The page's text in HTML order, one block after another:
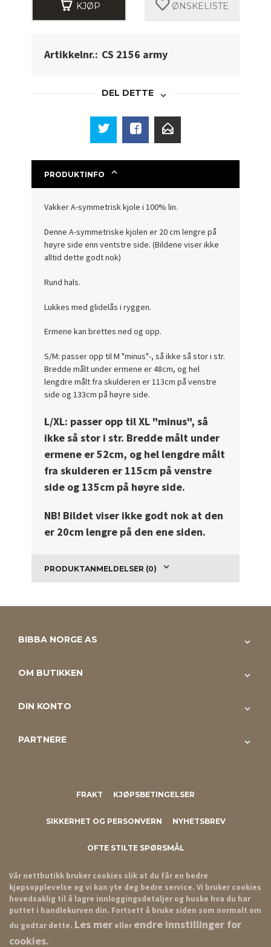
KJØP ØNSKELISTE
Artikkelnr.: CS 2156 army
DEL DETTE
PRODUKTINFO
Vakker A-symmetrisk kjole i 100% lin.
Denne A-symmetriske kjolen er 20 cm lengre på
høyre side enn ventstre side. (Bildene viser ikke
alltid dette godt nok)
Rund hals.
Lukkes med glidelås i ryggen.
Ermene kan brettes ned og opp.
S/M: passer opp til M "minus"-, så ikke så stor i str.
Bredde målt under ermene er 48cm, og hel
lengdre målt fra skulderen er 113cm på venstre
side og 133cm på høyre side.
L/XL: passer opp til XL "minus", så
ikke så stor i str. Bredde målt under
ermene er 52cm, og hel lengdre målt
fra skulderen er 115cm på venstre
side og 135cm på høyre side.
NB! Bildet viser ikke godt nok at den
er 20cm lengre på den ene siden.
PRODUKTANMELDELSER (0)
BIBBA NORGE AS
OM BUTIKKEN
DIN KONTO
PARTNERE
FRAKT KJØPSBETINGELSER
SIKKERHET OG PERSONVERN NYHETSBREV
OFTE STILTE SPØRSMÅL
Vår nettbutikk bruker cookies slik at du får en bedre
kjøpsopplevelse og vi kan yte deg bedre service. Vi bruker cookies
hovedsaklig til å lagre innloggingsdetaljer og huske hva du har
puttet i handlekurven din. Fortsett å bruke siden som normalt om
du godtar dette. Les mer ellerendre innstillinger for
cookies.